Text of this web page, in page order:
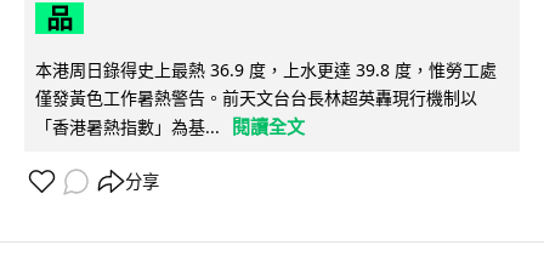
品
本港周日錄得史上最熱 36.9 度，上水更達 39.8 度，惟勞工處
僅發黃色工作暑熱警告。前天文台台長林超英轟現行機制以
「香港暑熱指數」為基...
閱讀全文
分享